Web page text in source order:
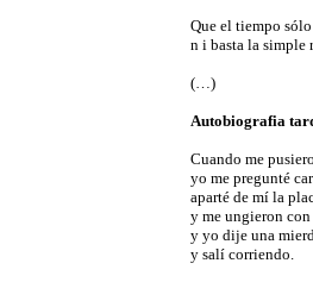
Que el tiempo
n i basta la simple
(…)
Autobiografia
Cuando me
yo me pregunté
aparté de mí la
y me ungieron
y yo dije una
y salí corriendo.